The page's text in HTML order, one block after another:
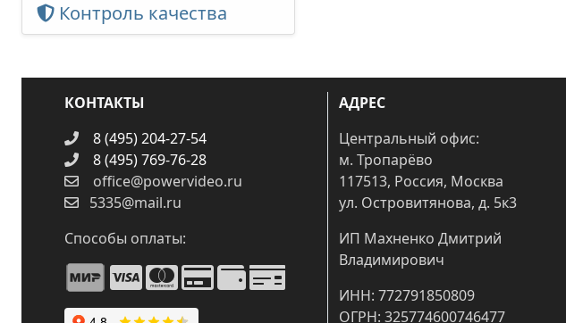
Контроль качества
КОНТАКТЫ
8 (495) 204-27-54
8 (495) 769-76-28
office@powervideo.ru
5335@mail.ru
Способы оплаты:
АДРЕС
Центральный офис:
м. Тропарёво
117513, Россия, Москва
ул. Островитянова, д. 5к3
ИП Махненко Дмитрий
Владимирович
ИНН: 772791850809
ОГРН: 325774600746477